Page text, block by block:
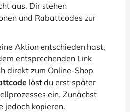
aus. Dir stehen
und Rabattcodes zur
Aktion entschieden hast,
entsprechenden Link
direkt zum Online-Shop
löst du erst später
ein. Zunächst
jedoch kopieren.